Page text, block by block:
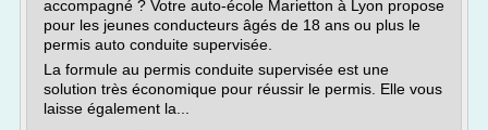
accompagné ? Votre auto-école Marietton à Lyon propose
pour les jeunes conducteurs âgés de 18 ans ou plus le
permis auto conduite supervisée.
La formule au permis conduite supervisée est une
solution très économique pour réussir le permis. Elle vous
laisse également la...